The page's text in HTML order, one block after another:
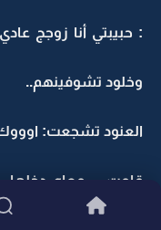
: حبيبتي أنا زوجج
وخلود تشوفينهم..
العنود تشجعت:
قامت